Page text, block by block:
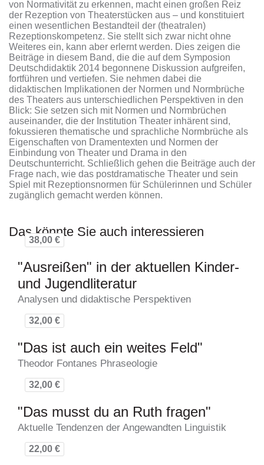
von Normativität zu erkennen, macht einen großen Reiz
der Rezeption von Theaterstücken aus – und konstituiert
einen wesentlichen Bestandteil der (theatralen)
Rezeptionskompetenz. Sie stellt sich zwar nicht ohne
Weiteres ein, kann aber erlernt werden. Dies zeigen die
Beiträge in diesem Band, die die auf dem Symposion
Deutschdidaktik 2014 begonnene Diskussion aufgreifen,
fortführen und vertiefen. Sie nehmen dabei die
didaktischen Implikationen der Normen und Normbrüche
des Theaters aus unterschiedlichen Perspektiven in den
Blick: Sie setzen sich mit Normen und Normbrüchen
auseinander, die der Institution Theater inhärent sind,
fokussieren thematische und sprachliche Normbrüche als
Eigenschaften von Dramentexten und Normen der
Einbindung von Theater und Drama in den
Deutschunterricht. Schließlich gehen die Beiträge auch der
Frage nach, wie das postdramatische Theater und sein
Spiel mit Rezeptionsnormen für Schülerinnen und Schüler
zugänglich gemacht werden können.
Das könnte Sie auch interessieren
38,00 €
"Ausreißen" in der aktuellen Kinder-
und Jugendliteratur
Analysen und didaktische Perspektiven
32,00 €
"Das ist auch ein weites Feld"
Theodor Fontanes Phraseologie
32,00 €
"Das musst du an Ruth fragen"
Aktuelle Tendenzen der Angewandten Linguistik
22,00 €